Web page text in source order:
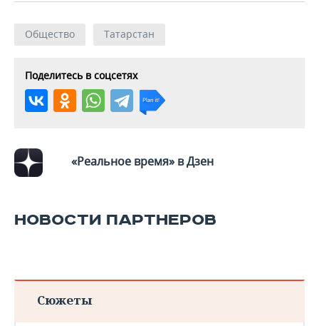
Общество Татарстан
Поделитесь в соцсетях
«Реальное время» в Дзен
НОВОСТИ ПАРТНЕРОВ
Сюжеты